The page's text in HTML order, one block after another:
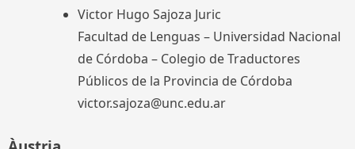
Victor Hugo Sajoza Juric
Facultad de Lenguas – Universidad Nacional
de Córdoba – Colegio de Traductores
Públicos de la Provincia de Córdoba
victor.sajoza@unc.edu.ar